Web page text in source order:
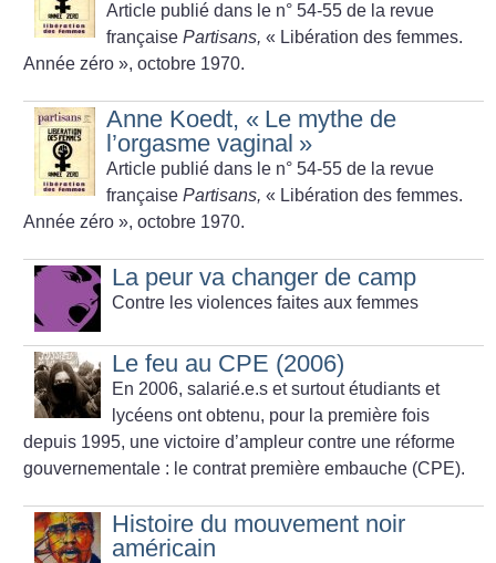
Article publié dans le n° 54-55 de la revue
françaisePartisans, « Libération des femmes.
Année zéro », octobre 1970.
Anne Koedt, « Le mythe de
l’orgasme vaginal »
Article publié dans le n° 54-55 de la revue
françaisePartisans, « Libération des femmes.
Année zéro », octobre 1970.
La peur va changer de camp
Contre les violences faites aux femmes
Le feu au CPE (2006)
En 2006, salarié.e.s et surtout étudiants et
lycéens ont obtenu, pour la première fois
depuis 1995, une victoire d’ampleur contre une réforme
gouvernementale : le contrat première embauche (CPE).
Histoire du mouvement noir
américain